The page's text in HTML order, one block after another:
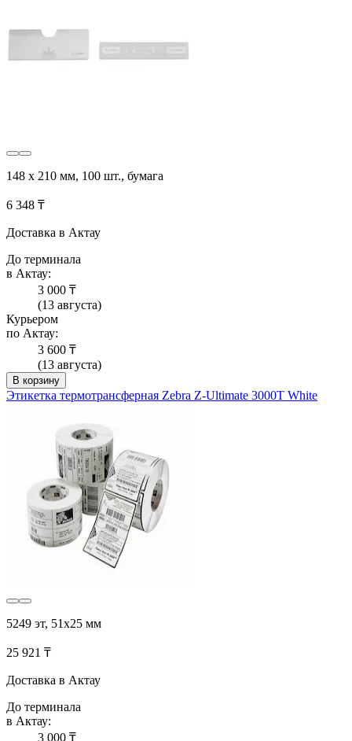
148 x 210 мм, 100 шт., бумага
6 348 ₸
Доставка в Актау
До терминала
в Актау:
3 000 ₸
(13 августа)
Курьером
по Актау:
3 600 ₸
(13 августа)
В корзину
Этикетка термотрансферная Zebra Z-Ultimate 3000T White
5249 эт, 51х25 мм
25 921 ₸
Доставка в Актау
До терминала
в Актау:
3 000 ₸